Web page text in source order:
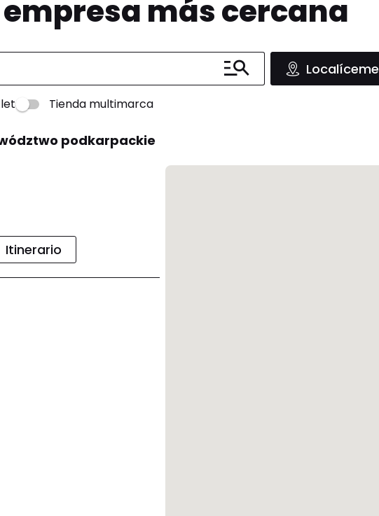
más cercana
Localíceme
Tienda multimarca
podkarpackie
Itinerario